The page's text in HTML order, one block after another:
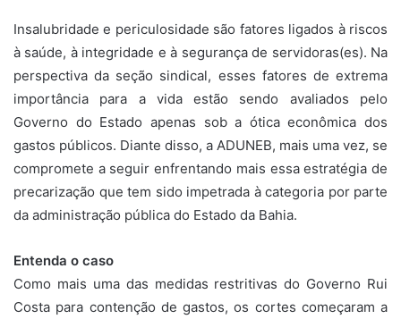
Insalubridade e periculosidade são fatores ligados à riscos
à saúde, à integridade e à segurança de servidoras(es). Na
perspectiva da seção sindical, esses fatores de extrema
importância para a vida estão sendo avaliados pelo
Governo do Estado apenas sob a ótica econômica dos
gastos públicos. Diante disso, a ADUNEB, mais uma vez, se
compromete a seguir enfrentando mais essa estratégia de
precarização que tem sido impetrada à categoria por parte
da administração pública do Estado da Bahia.
Entenda o caso
Como mais uma das medidas restritivas do Governo Rui
Costa para contenção de gastos, os cortes começaram a